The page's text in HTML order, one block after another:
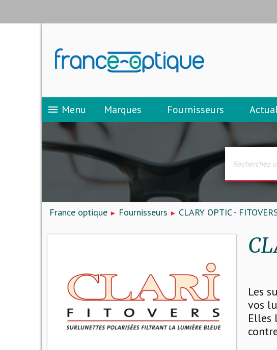
menu Menu Marques Fournisseurs
France optique Fournisseurs CLARY OPTIC -
Les
vos
Elles